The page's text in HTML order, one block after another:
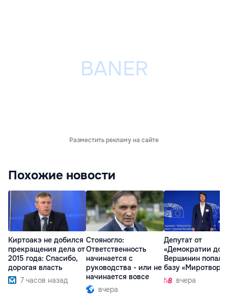
Разместить рекламу на сайте
Похожие новости
Киртоакэ не добился
прекращения дела от
2015 года: Спасибо,
дорогая власть
7 часов назад
Стояногло:
Ответственность
начинается с
руководства - или не
начинается вовсе
вчера
Депутат от
«Демократии
Вершинин попал в
базу
вчера